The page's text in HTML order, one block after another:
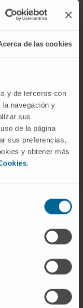
de las cookies
y de terceros con
navegación y
sus
de la página
sus preferencias,
y obtener más
.
Rey